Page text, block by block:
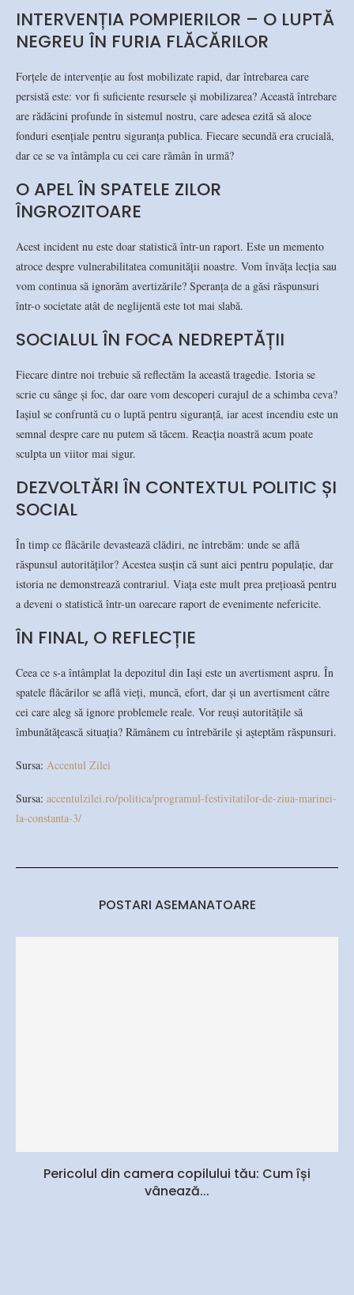
INTERVENȚIA POMPIERILOR – O LUPTĂ
NEGREU ÎN FURIA FLĂCĂRILOR
Forțele de intervenție au fost mobilizate rapid, dar întrebarea care
persistă este: vor fi suficiente resursele și mobilizarea? Această întrebare
are rădăcini profunde în sistemul nostru, care adesea ezită să aloce
fonduri esențiale pentru siguranța publica. Fiecare secundă era crucială,
dar ce se va întâmpla cu cei care rămân în urmă?
O APEL ÎN SPATELE ZILOR
ÎNGROZITOARE
Acest incident nu este doar statistică într-un raport. Este un memento
atroce despre vulnerabilitatea comunității noastre. Vom învăța lecția sau
vom continua să ignorăm avertizările? Speranța de a găsi răspunsuri
într-o societate atât de neglijentă este tot mai slabă.
SOCIALUL ÎN FOCA NEDREPTĂȚII
Fiecare dintre noi trebuie să reflectăm la această tragedie. Istoria se
scrie cu sânge și foc, dar oare vom descoperi curajul de a schimba ceva?
Iașiul se confruntă cu o luptă pentru siguranță, iar acest incendiu este un
semnal despre care nu putem să tăcem. Reacția noastră acum poate
sculpta un viitor mai sigur.
DEZVOLTĂRI ÎN CONTEXTUL POLITIC ȘI
SOCIAL
În timp ce flăcările devastează clădiri, ne întrebăm: unde se află
răspunsul autorităților? Acestea susțin că sunt aici pentru populație, dar
istoria ne demonstrează contrariul. Viața este mult prea prețioasă pentru
a deveni o statistică într-un oarecare raport de evenimente nefericite.
ÎN FINAL, O REFLECȚIE
Ceea ce s-a întâmplat la depozitul din Iași este un avertisment aspru. În
spatele flăcărilor se află vieți, muncă, efort, dar și un avertisment către
cei care aleg să ignore problemele reale. Vor reuși autoritățile să
îmbunătățească situația? Rămânem cu întrebările și așteptăm răspunsuri.
Sursa: Accentul Zilei
Sursa: accentulzilei.ro/politica/programul-festivitatilor-de-ziua-marinei-
la-constanta-3/
POSTARI ASEMANATOARE
Pericolul din camera copilului tău: Cum își
vânează...